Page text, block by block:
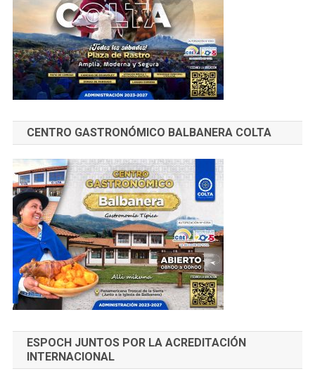
CENTRO GASTRONÓMICO BALBANERA COLTA
ESPOCH JUNTOS POR LA ACREDITACIÓN
INTERNACIONAL